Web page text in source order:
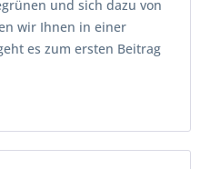
und sich dazu von
wir Ihnen in einer
es zum ersten Beitrag